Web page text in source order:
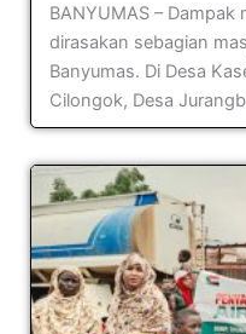
BANYUMAS – Dampak
dirasakan sebagian
Banyumas. Di Desa
Cilongok, Desa